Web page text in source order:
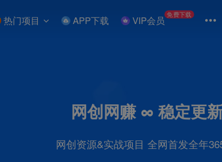
热门项目 APP下载 VIP会员 免费下载
网创网赚 ∞ 稳定更
网创资源&实战项目 全网首发全年